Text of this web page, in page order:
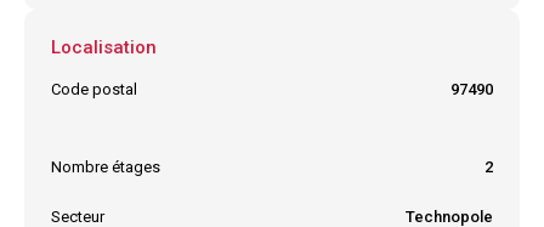
Localisation
Code postal 97490
Nombre étages
2
Secteur Technopole